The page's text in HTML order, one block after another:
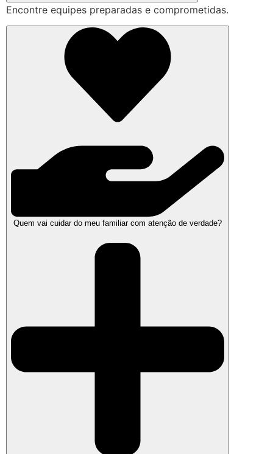
Encontre equipes preparadas e comprometidas.
Quem vai cuidar do meu familiar com atenção de verdade?